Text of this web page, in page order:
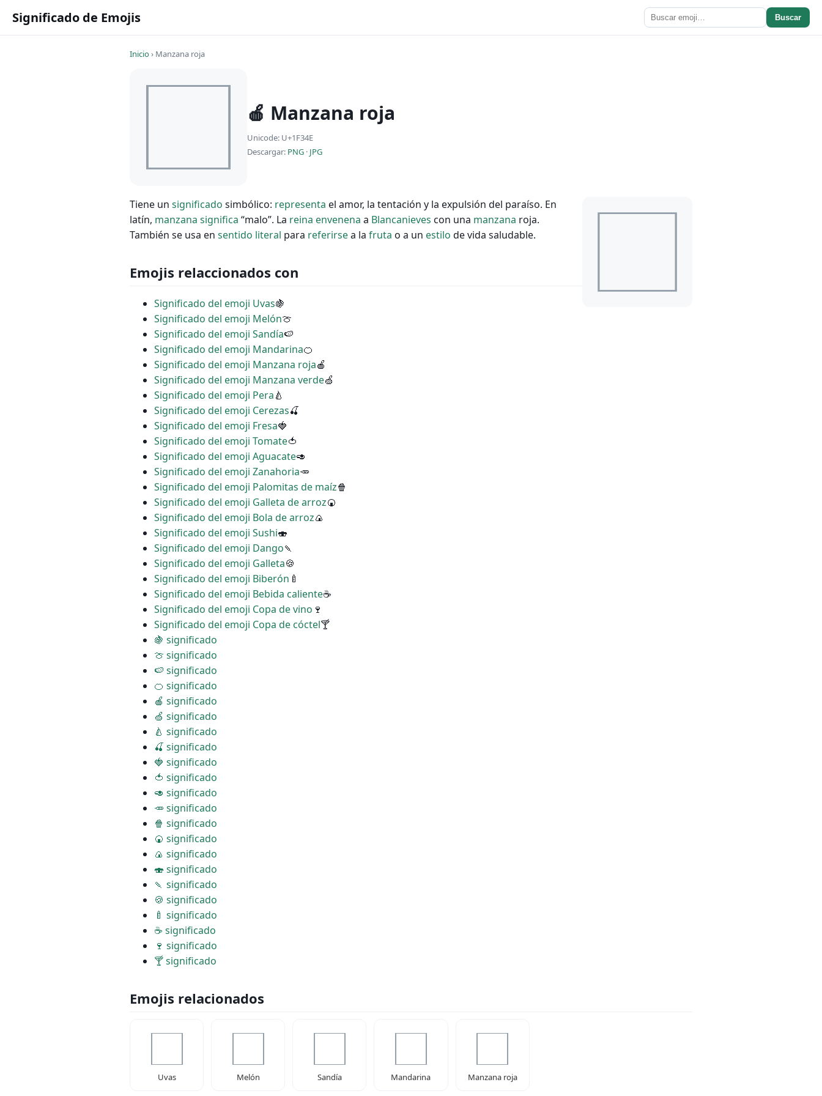
Significado de Emojis Buscar
Inicio› Manzana roja
🍎 Manzana roja
Unicode: U+1F34E
Descargar: PNG · JPG
Tiene un significado simbólico: representa el amor, la tentación y la expulsión del paraíso. En
latín, manzana significa “malo”. La reina envenena a Blancanieves con una manzana roja.
También se usa en sentido literal para referirsea la fruta o a un estilo de vida saludable.
Emojis relaccionados con
Significado del emoji Uvas🍇
Significado del emoji Melón🍈
Significado del emoji Sandía🍉
Significado del emoji Mandarina🍊
Significado del emoji Manzana roja🍎
Significado del emoji Manzana verde🍏
Significado del emoji Pera🍐
Significado del emoji Cerezas🍒
Significado del emoji Fresa🍓
Significado del emoji Tomate🍅
Significado del emoji Aguacate🥑
Significado del emoji Zanahoria🥕
Significado del emoji Palomitas de maíz🍿
Significado del emoji Galleta de arroz🍘
Significado del emoji Bola de arroz🍙
Significado del emoji Sushi🍣
Significado del emoji Dango🍡
Significado del emoji Galleta🍪
Significado del emoji Biberón 🍼
Significado del emoji Bebida caliente☕
Significado del emoji Copa de vino 🍷
Significado del emoji Copa de cóctel🍸
🍇 significado
🍈 significado
🍉 significado
🍊 significado
🍎 significado
🍏 significado
🍐 significado
🍒 significado
🍓 significado
🍅 significado
🥑 significado
🥕 significado
🍿 significado
🍘 significado
🍙 significado
🍣 significado
🍡 significado
🍪 significado
🍼 significado
☕ significado
🍷 significado
🍸 significado
Emojis relacionados
Uvas Melón Sandía Mandarina Manzana roja